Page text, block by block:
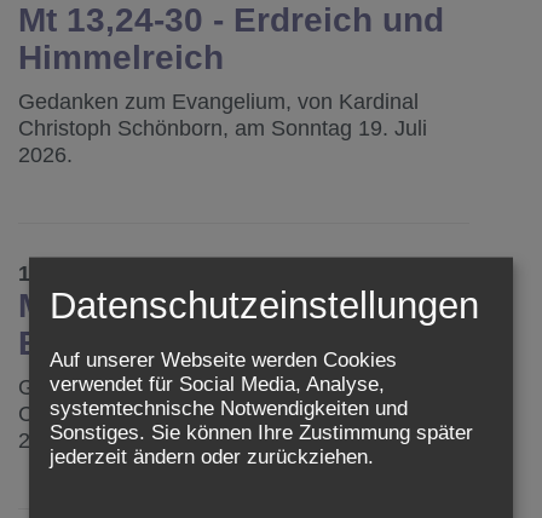
Mt 13,24-30 - Erdreich und
Himmelreich
Gedanken zum Evangelium, von Kardinal
Christoph Schönborn, am Sonntag 19. Juli
2026.
12.07.2026
Mt 13, 1–9 - Der fruchtbare
Boden des Herzens
Gedanken zum Evangelium, von Kardinal
Christoph Schönborn, am Sonntag, 12. Juli
2026.
Datenschutzeinstellungen
Auf unserer Webseite werden Cookies
verwendet für Social Media, Analyse,
systemtechnische Notwendigkeiten und
Sonstiges. Sie können Ihre Zustimmung später
jederzeit ändern oder zurückziehen.